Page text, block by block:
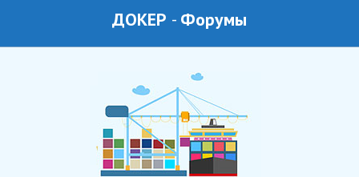
ДОКЕР - Форумы